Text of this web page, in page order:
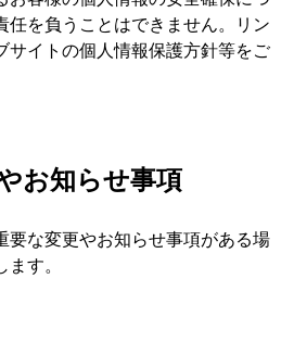
任を負うことはできません。リン
サイトの個人情報保護方針等をご
お知らせ事項
要な変更やお知らせ事項がある場
ます。